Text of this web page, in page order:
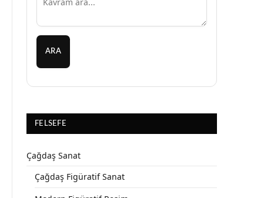
ARA
FELSEFE
Çağdaş Sanat
Çağdaş Figüratif Sanat